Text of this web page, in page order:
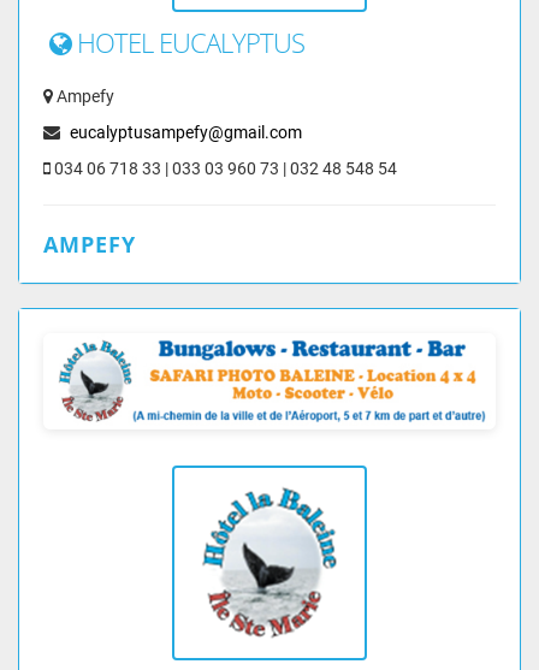
HOTEL EUCALYPTUS
Ampefy
eucalyptusampefy@gmail.com
034 06 718 33 | 033 03 960 73 | 032 48 548 54
AMPEFY